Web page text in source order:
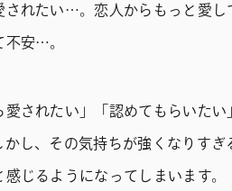
されたい…。恋人からもっと愛
不安…。
愛されたい」「認めてもらいた
かし、その気持ちが強くなりす
感じるようになってしまいます。